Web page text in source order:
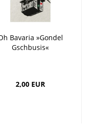
Bavaria »Gondel
Gschbusis«
2,00 EUR